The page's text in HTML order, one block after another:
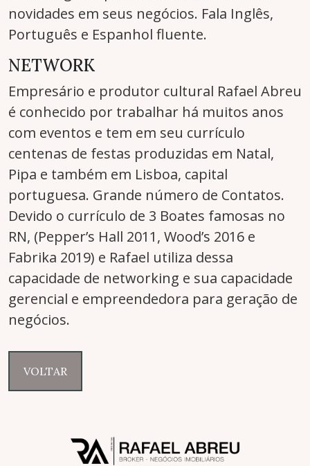
novidades em seus negócios. Fala Inglês,
Português e Espanhol fluente.
NETWORK
Empresário e produtor cultural Rafael Abreu
é conhecido por trabalhar há muitos anos
com eventos e tem em seu currículo
centenas de festas produzidas em Natal,
Pipa e também em Lisboa, capital
portuguesa. Grande número de Contatos.
Devido o currículo de 3 Boates famosas no
RN, (Pepper’s Hall 2011, Wood’s 2016 e
Fabrika 2019) e Rafael utiliza dessa
capacidade de networking e sua capacidade
gerencial e empreendedora para geração de
negócios.
VOLTAR